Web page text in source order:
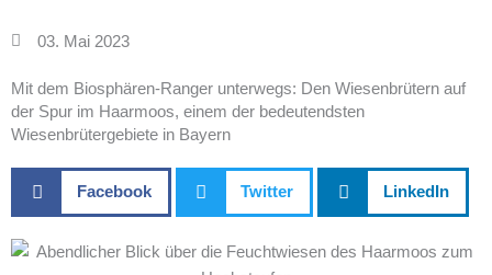
03. Mai 2023
Mit dem Biosphären-Ranger unterwegs: Den Wiesenbrütern auf
der Spur im Haarmoos, einem der bedeutendsten
Wiesenbrütergebiete in Bayern
Facebook Twitter LinkedIn